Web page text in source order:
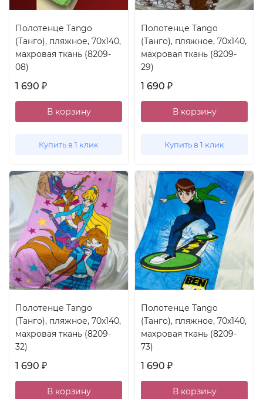
Полотенце Tango
(Танго), пляжное, 70x140,
махровая ткань (8209-
08)
1 690 ₽
В корзину
Купить в 1 клик
Полотенце Tango
(Танго), пляжное, 70x140,
махровая ткань (8209-
29)
1 690 ₽
В корзину
Купить в 1 клик
Полотенце Tango
(Танго), пляжное, 70x140,
махровая ткань (8209-
32)
1 690 ₽
В корзину
Полотенце Tango
(Танго), пляжное, 70x140,
махровая ткань (8209-
73)
1 690 ₽
В корзину